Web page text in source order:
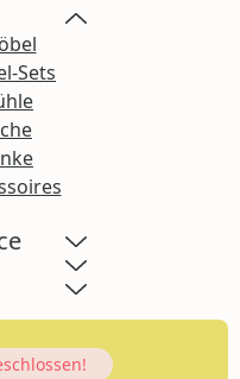
Sets